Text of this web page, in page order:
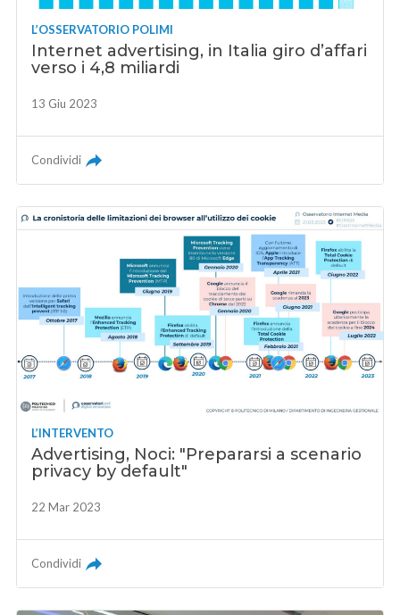
L’OSSERVATORIO POLIMI
Internet advertising, in Italia giro d’affari
verso i 4,8 miliardi
13 Giu 2023
Condividi
L’INTERVENTO
Advertising, Noci: "Prepararsi a scenario
privacy by default"
22 Mar 2023
Condividi